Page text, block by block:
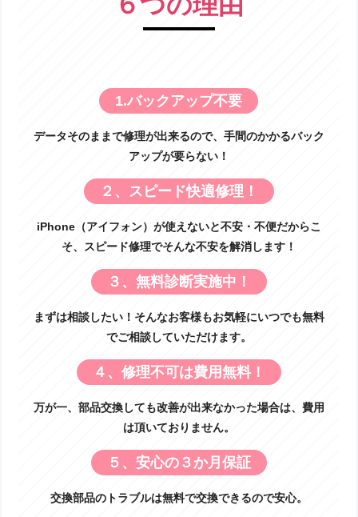
1.バックアップ不要
データそのままで修理が出来るので、手間のかかるバック
アップが要らない！
２、スピード快適修理！
iPhone（アイフォン）が使えないと不安・不便だからこ
そ、スピード修理でそんな不安を解消します！
３、無料診断実施中！
まずは相談したい！そんなお客様もお気軽にいつでも無料
でご相談していただけます。
４、修理不可は費用無料！
万が一、部品交換しても改善が出来なかった場合は、費用
は頂いておりません。
５、安心の３か月保証
交換部品のトラブルは無料で交換できるので安心。